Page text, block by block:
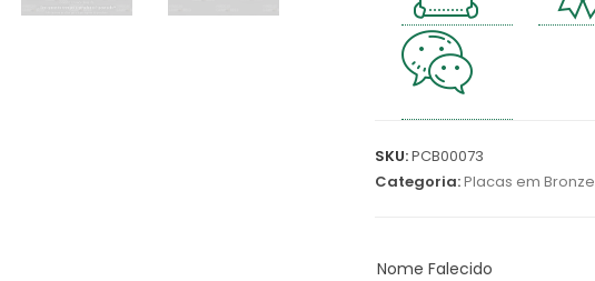
SKU:PCB00073
Categoria:Placas em Bronze
Nome Falecido